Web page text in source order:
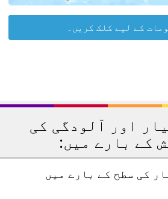
کے لیے کلک کریں۔
اور آلودگی کی
کے بارے میں:
کی سطح کے بارے میں